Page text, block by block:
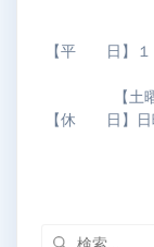
【平 日】１
【
【休 日】日